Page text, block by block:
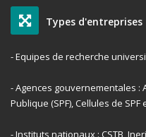
Types d'entreprises
- Equipes de recherche
- Agences gouvernementales :
Publique (SPF), Cellules de
- Instituts nationaux : CSTB,